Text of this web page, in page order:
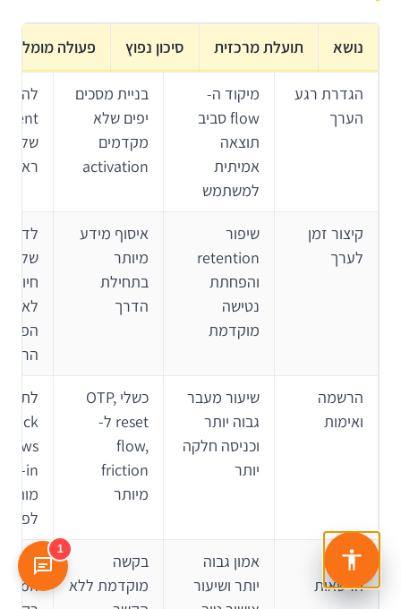
נושא תועלת מרכזית סיכון נפוץ פעולה מומלצת
הגדרת רגע
הערך
מיקוד ה-
flow סביב
תוצאה
אמיתית
למשתמש
בניית מסכים
יפים שלא
מקדמים
activation
ראשון
קיצור זמן
לערך
שיפור
retention
והפחתת
נטישה
מוקדמת
איסוף מידע
מיותר
בתחילת
הדרך
לדחות
חיוניים
לאחר
הרשמה
ואימות
שיעור מעבר
גבוה יותר
וכניסה חלקה
יותר
כשלי OTP,
reset ל-
flow,
friction
מיותר
לתכנן
in
בקשת
הרשאות
אמון גבוה
יותר ושיעור
בקשה
מוקדמת ללא
לבקש
1